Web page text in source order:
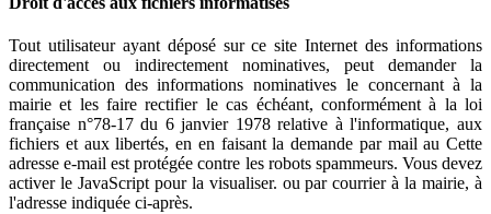
Tout utilisateur ayant déposé sur ce site Internet des informations
directement ou indirectement nominatives, peut demander la
communication des informations nominatives le concernant à la
mairie et les faire rectifier le cas échéant, conformément à la loi
française n°78-17 du 6 janvier 1978 relative à l'informatique, aux
fichiers et aux libertés, en en faisant la demande par mail au Cette
adresse e-mail est protégée contre les robots spammeurs. Vous devez
activer le JavaScript pour la visualiser. ou par courrier à la mairie, à
l'adresse indiquée ci-après.